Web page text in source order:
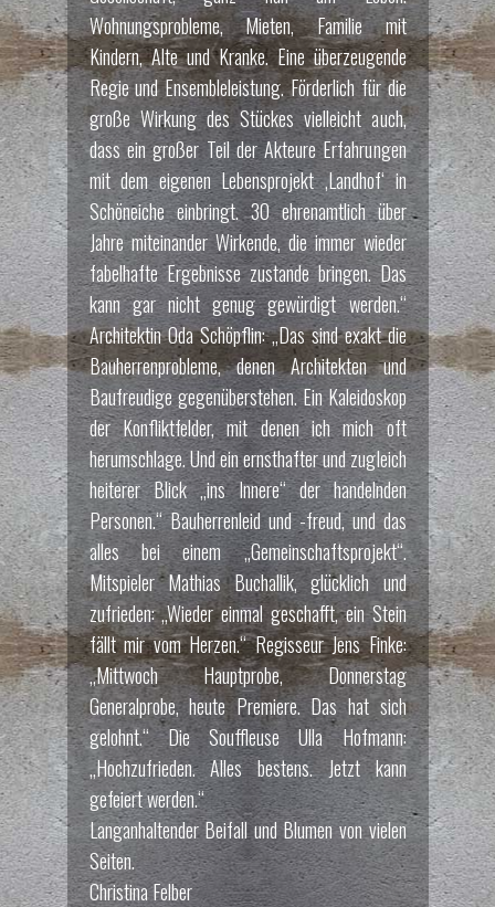
Wohnungsprobleme, Mieten, Familie mit
Kindern, Alte und Kranke. Eine überzeugende
Regie und Ensembleleistung. Förderlich für die
große Wirkung des Stückes vielleicht auch,
dass ein großer Teil der Akteure Erfahrungen
mit dem eigenen Lebensprojekt ‚Landhof‘ in
Schöneiche einbringt. 30 ehrenamtlich über
Jahre miteinander Wirkende, die immer wieder
fabelhafte Ergebnisse zustande bringen. Das
kann gar nicht genug gewürdigt werden.“
Architektin Oda Schöpflin: „Das sind exakt die
Bauherrenprobleme, denen Architekten und
Baufreudige gegenüberstehen. Ein Kaleidoskop
der Konfliktfelder, mit denen ich mich oft
herumschlage. Und ein ernsthafter und zugleich
heiterer Blick „ins Innere“ der handelnden
Personen.“ Bauherrenleid und -freud, und das
alles bei einem „Gemeinschaftsprojekt“.
Mitspieler Mathias Buchallik, glücklich und
zufrieden: „Wieder einmal geschafft, ein Stein
fällt mir vom Herzen.“ Regisseur Jens Finke:
„Mittwoch Hauptprobe, Donnerstag
Generalprobe, heute Premiere. Das hat sich
gelohnt.“ Die Souffleuse Ulla Hofmann:
„Hochzufrieden. Alles bestens. Jetzt kann
gefeiert werden.“
Langanhaltender Beifall und Blumen von vielen
Seiten.
Christina Felber